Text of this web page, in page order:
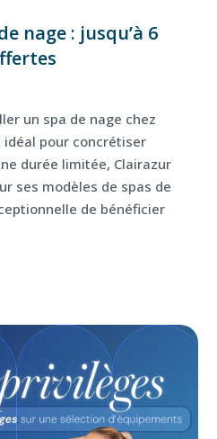
nage : jusqu’à 6
un spa de nage chez
idéal pour concrétiser
durée limitée, Clairazur
ses modèles de spas de
de bénéficier